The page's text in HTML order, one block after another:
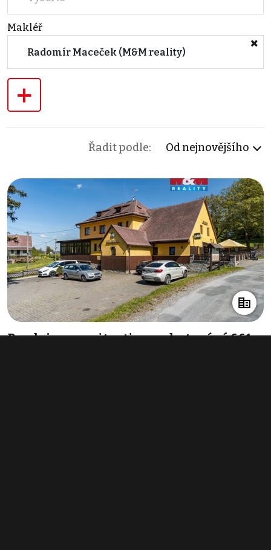
Makléř
Radomír Maceček (M&M reality)
+
Řadit podle: Od nejnovějšího
Prodej nemovitosti pro ubytování 661